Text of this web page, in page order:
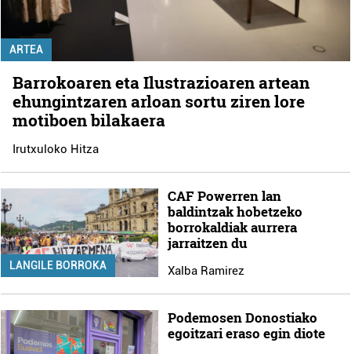
ARTEA
Barrokoaren eta Ilustrazioaren artean
ehungintzaren arloan sortu ziren lore
motiboen bilakaera
Irutxuloko Hitza
LANGILE BORROKA
CAF Powerren lan
baldintzak hobetzeko
borrokaldiak aurrera
jarraitzen du
Xalba Ramirez
Podemosen Donostiako
egoitzari eraso egin diote